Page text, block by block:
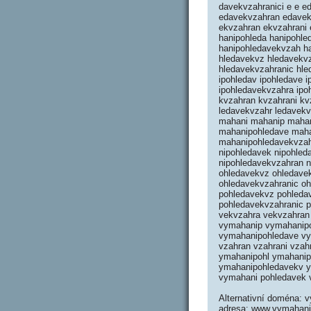
davekvzahranici e e
edavekvzahran
ekvzahran ekvzahrani
hanipohleda
hanipohledavekvzah
hledavekvz
hledavekvzahranic
ipohledav ipohledave
ipohledavekvzahra
kvzahran kvzahrani
ledavekvzahr
mahani mahanip
mahanipohledave
nipohledavek
nipohledavekvzahran
ohledavekvz
ohledavekvzahranic
pohledavekvz
pohledavekvzahranic
vekvzahra
vymahanip
vymahanipohledave
vzahran vzahrani
ymahanipohl
ymahanipohledavekv
vymahani pohledavek
Alternativní doména:
adresa: